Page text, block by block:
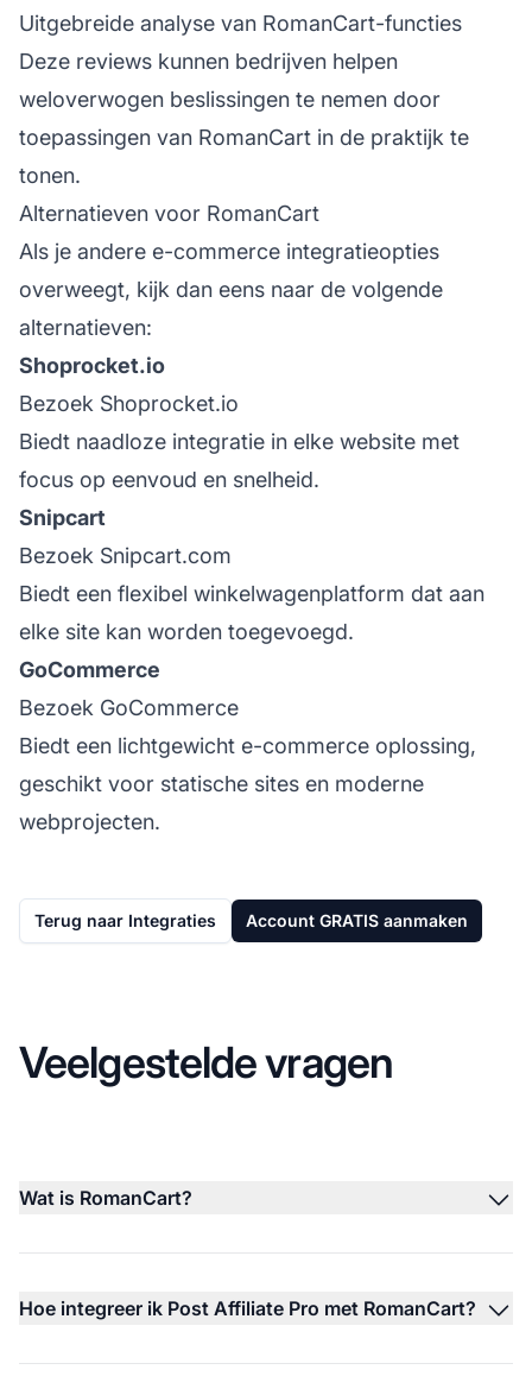
Uitgebreide analyse van RomanCart-functies
Deze reviews kunnen bedrijven helpen
weloverwogen beslissingen te nemen door
toepassingen van RomanCart in de praktijk te
tonen.
Alternatieven voor RomanCart
Als je andere e-commerce integratieopties
overweegt, kijk dan eens naar de volgende
alternatieven:
Shoprocket.io
Bezoek Shoprocket.io
Biedt naadloze integratie in elke website met
focus op eenvoud en snelheid.
Snipcart
Bezoek Snipcart.com
Biedt een flexibel winkelwagenplatform dat aan
elke site kan worden toegevoegd.
GoCommerce
Bezoek GoCommerce
Biedt een lichtgewicht e-commerce oplossing,
geschikt voor statische sites en moderne
webprojecten.
Terug naar Integraties Account GRATIS aanmaken
Veelgestelde vragen
Wat is RomanCart?
Hoe integreer ik Post Affiliate Pro met RomanCart?